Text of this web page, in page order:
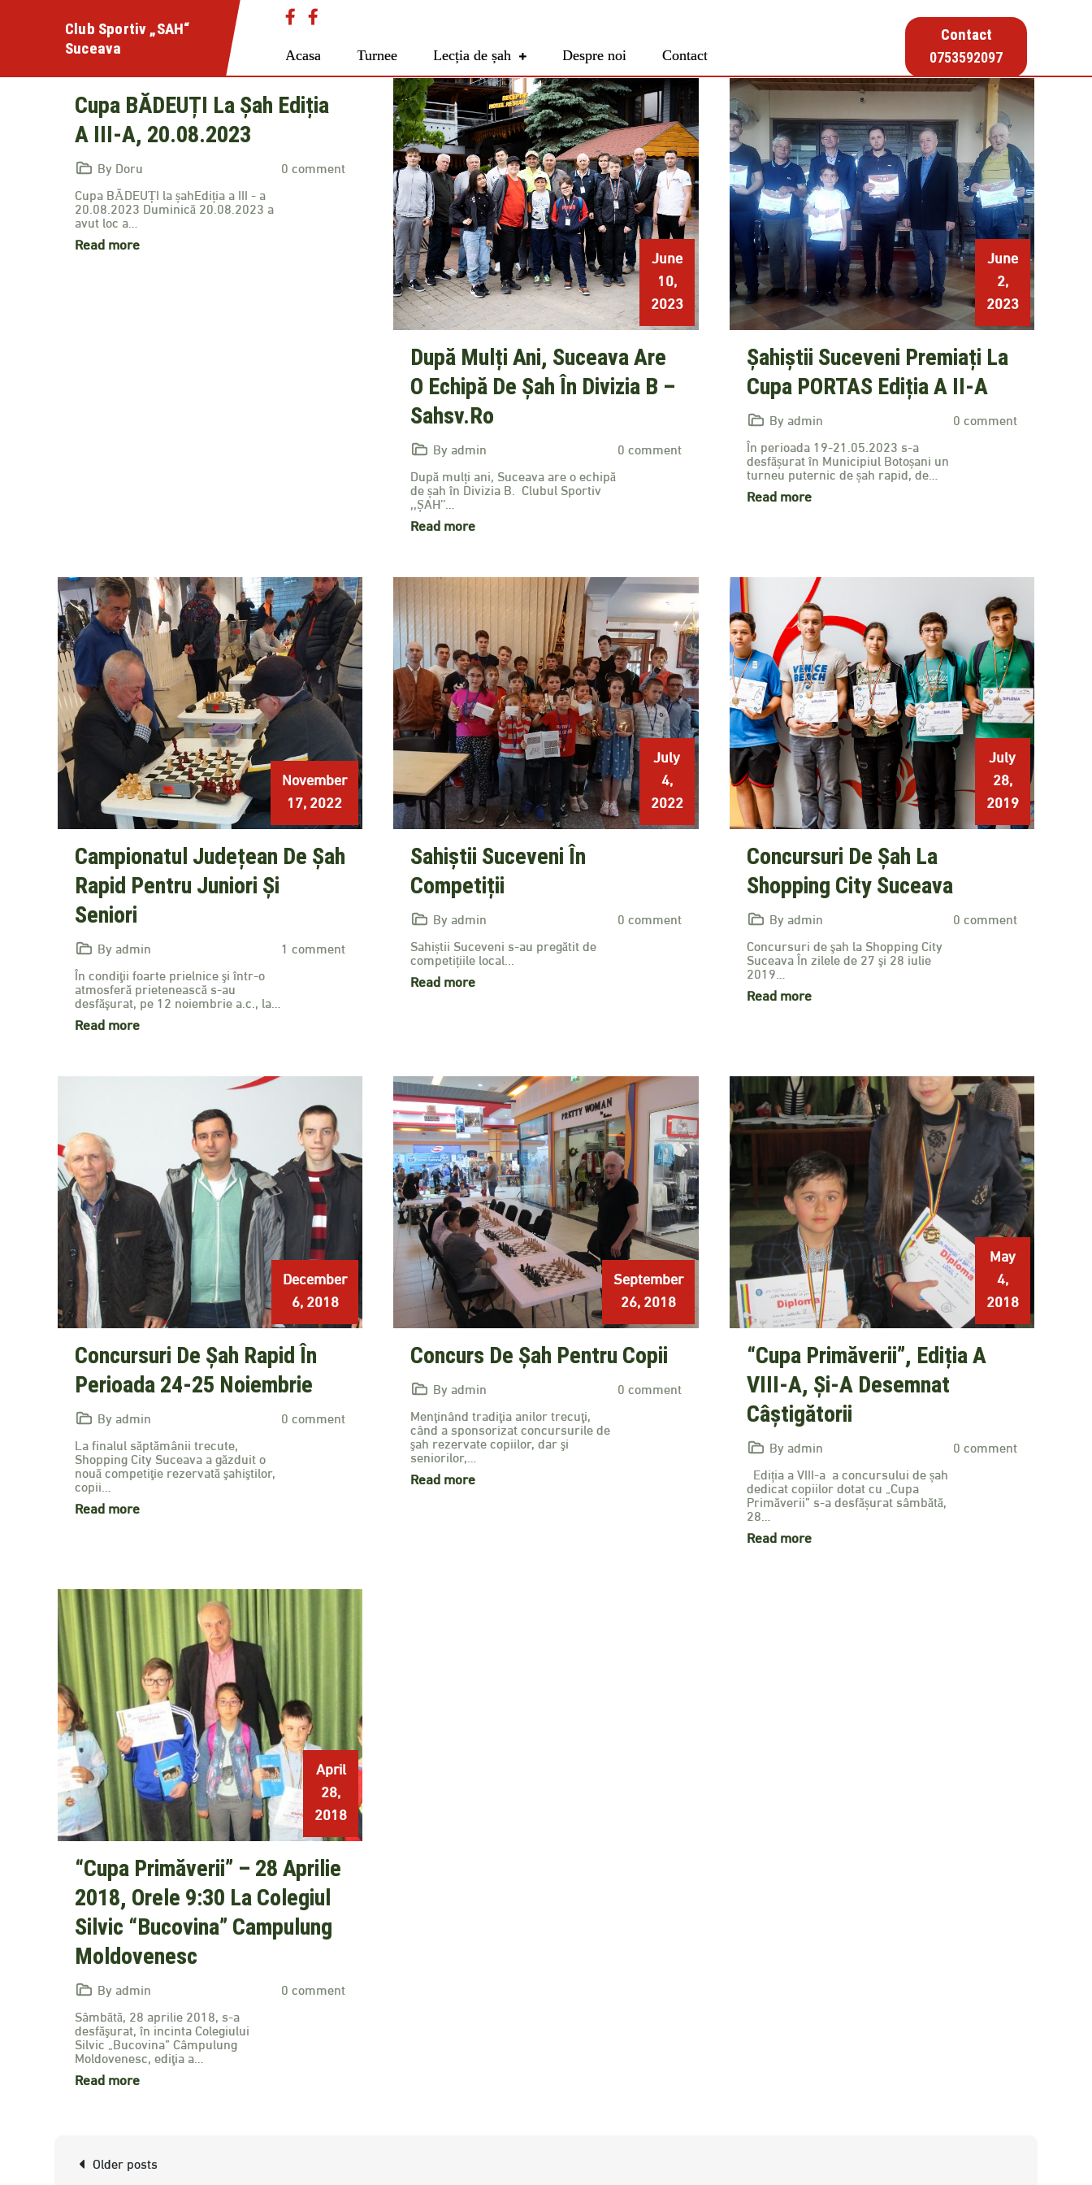
Club Sportiv „SAH“
Suceava
Acasa Turnee Lecția de șah Despre noi Contact
Contact
0753592097
Cupa BĂDEUȚI La Șah Ediția
A III-A, 20.08.2023
By Doru
0 comment
Cupa BĂDEUȚI la șahEdiția a III - a
20.08.2023 Duminică 20.08.2023 a
avut loc a…
Read more
June
10,
2023
După Mulți Ani, Suceava Are
O Echipă De Șah În Divizia B –
Sahsv.ro
By admin
0 comment
După mulți ani, Suceava are o echipă
de șah în Divizia B. Clubul Sportiv
,,ȘAH’’…
Read more
June
2,
2023
Șahiștii Suceveni Premiați La
Cupa PORTAS Ediția A II-A
By admin
0 comment
În perioada 19-21.05.2023 s-a
desfășurat în Municipiul Botoșani un
turneu puternic de șah rapid, de…
Read more
November
17, 2022
Campionatul Județean De Șah
Rapid Pentru Juniori Și
Seniori
By admin
1 comment
În condiţii foarte prielnice şi într-o
atmosferă prietenească s-au
desfăşurat, pe 12 noiembrie a.c., la…
Read more
July
4,
2022
Sahiștii Suceveni În
Competiții
By admin
0 comment
Sahiștii Suceveni s-au pregătit de
competițiile local...
Read more
July
28,
2019
Concursuri De Șah La
Shopping City Suceava
By admin
0 comment
Concursuri de şah la Shopping City
Suceava În zilele de 27 şi 28 iulie
2019…
Read more
December
6, 2018
Concursuri De Șah Rapid În
Perioada 24-25 Noiembrie
By admin
0 comment
La finalul săptămânii trecute,
Shopping City Suceava a găzduit o
nouă competiţie rezervată şahiştilor,
copii…
Read more
September
26, 2018
Concurs De Șah Pentru Copii
By admin
0 comment
Menţinând tradiţia anilor trecuţi,
când a sponsorizat concursurile de
şah rezervate copiilor, dar şi
seniorilor,…
Read more
May
4,
2018
“Cupa Primăverii”, Ediția A
VIII-A, Și-A Desemnat
Câștigătorii
By admin
0 comment
Ediția a VIII-a a concursului de șah
dedicat copiilor dotat cu „Cupa
Primăverii” s-a desfășurat sâmbătă,
28…
Read more
April
28,
2018
“Cupa Primăverii” – 28 Aprilie
2018, Orele 9:30 La Colegiul
Silvic “Bucovina” Campulung
Moldovenesc
By admin
0 comment
Sâmbătă, 28 aprilie 2018, s-a
desfăşurat, în incinta Colegiului
Silvic „Bucovina” Câmpulung
Moldovenesc, ediţia a…
Read more
Posts
Older posts